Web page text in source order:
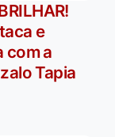
e
com a
Tapia